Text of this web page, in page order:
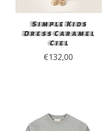
Simple Kids
Dress Caramel
Ciel
€132,00